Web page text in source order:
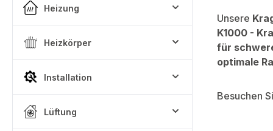
Heizung
Heizkörper
Installation
Lüftung
Unsere
K1000 -
für
optimale
Besuchen